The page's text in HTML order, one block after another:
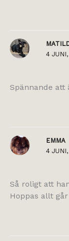
4 JUNI,
Spännande
EMMA
4
Så roligt att
Hoppas allt